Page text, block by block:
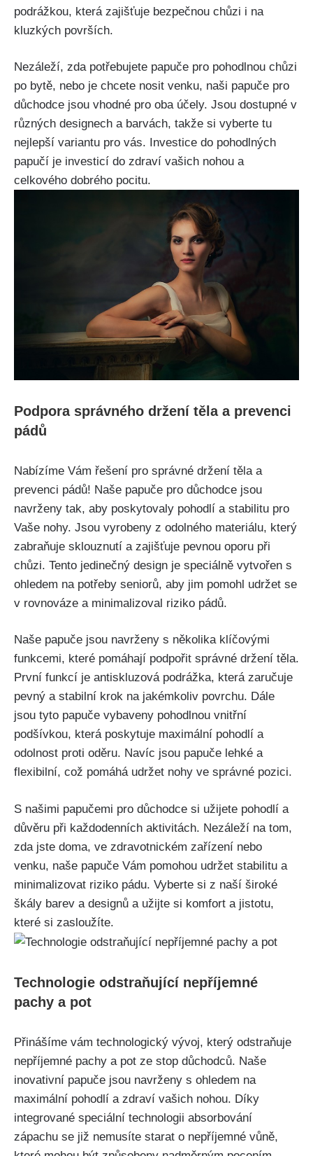
podrážkou, která zajišťuje bezpečnou chůzi i na
kluzkých površích.
Nezáleží, zda potřebujete papuče pro pohodlnou chůzi
po bytě, nebo je chcete nosit venku, naši papuče pro
důchodce jsou vhodné pro oba účely. Jsou dostupné v
různých designech a barvách, takže si⁣ vyberte tu
nejlepší variantu⁣ pro vás. Investice do pohodlných
papučí je investicí do zdraví vašich⁤ nohou a
‌celkového dobrého pocitu.
Podpora správného držení těla‍ a prevenci
pádů
Nabízíme Vám řešení pro správné držení těla a
prevenci pádů! Naše papuče⁢ pro důchodce jsou
navrženy tak, aby poskytovaly pohodlí a stabilitu pro
Vaše nohy. Jsou vyrobeny z ‌odolného materiálu, který‌
zabraňuje‌ sklouznutí a zajišťuje ⁣pevnou oporu při
chůzi. Tento jedinečný design je speciálně vytvořen s
ohledem na potřeby seniorů, aby jim pomohl udržet se⁢
v⁢ rovnováze‌ a minimalizoval riziko pádů.
Naše papuče jsou navrženy s⁤ několika klíčovými
funkcemi, které pomáhají podpořit ‌správné držení těla.
První funkcí je antiskluzová podrážka,‌ která zaručuje
pevný a stabilní krok na ⁢jakémkoliv povrchu. Dále
‌jsou tyto papuče vybaveny pohodlnou vnitřní
podšívkou, která poskytuje maximální ⁢pohodlí a
odolnost ‌proti oděru. Navíc jsou papuče lehké⁢ a
flexibilní, což pomáhá udržet nohy ve správné pozici.
S našimi papučemi pro důchodce si užijete pohodlí a
důvěru při každodenních aktivitách. Nezáleží na tom,
zda jste doma, ve zdravotnickém⁢ zařízení nebo
venku, ⁤naše papuče ​Vám pomohou udržet stabilitu a
minimalizovat riziko⁣ pádu. Vyberte si z naší široké
škály barev a designů a užijte si komfort ‍a jistotu,
‍které si zasloužíte.
Technologie odstraňující nepříjemné
pachy ‍a pot
Přinášíme vám technologický vývoj, který odstraňuje
nepříjemné pachy ⁢a pot‌ ze stop důchodců. Naše
⁣inovativní papuče jsou navrženy s ohledem na
maximální pohodlí a zdraví vašich nohou. Díky
integrované speciální technologii absorbování
zápachu​ se již nemusíte starat o ‌nepříjemné vůně,